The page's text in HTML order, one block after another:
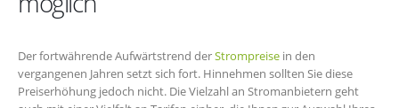
Der fortwährende Aufwärtstrend derStrompreise in den
vergangenen Jahren setzt sich fort. Hinnehmen sollten Sie diese
Preiserhöhung jedoch nicht. Die Vielzahl an Stromanbietern geht